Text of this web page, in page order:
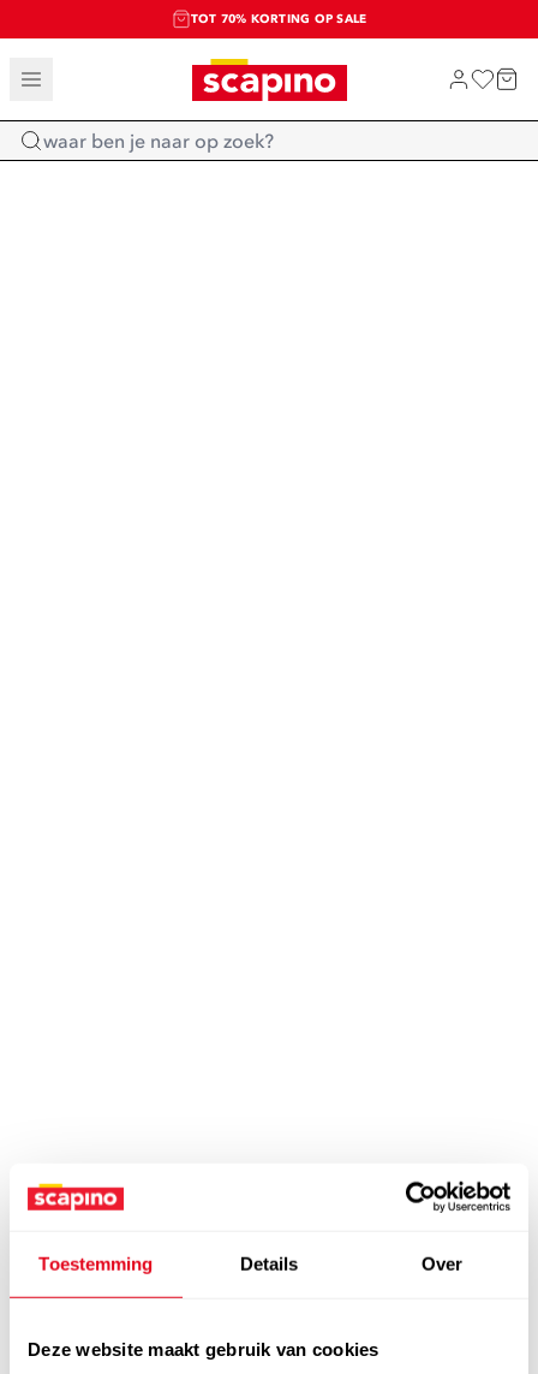
Toestemming Details Over
Deze website maakt gebruik van cookies
TOT 70% KORTING OP SALE
SALE: LAATSTE KANS!
SHOP NIEUW
Home